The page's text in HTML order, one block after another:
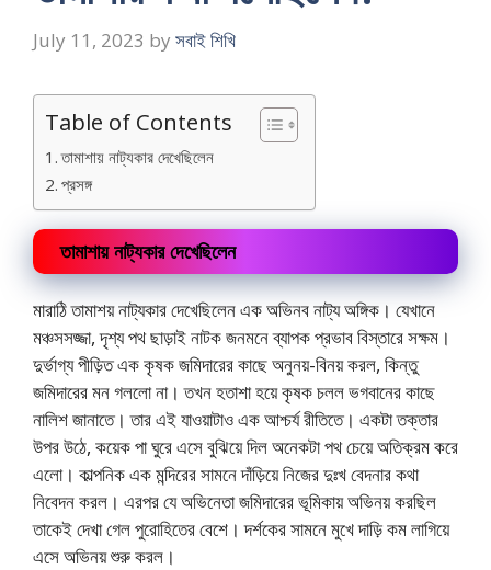
July 11, 2023 by সবাই শিখি
Table of Contents
তামাশায় নাট্যকার দেখেছিলেন
প্রসঙ্গ
তামাশায় নাট্যকার দেখেছিলেন
মারাঠি তামাশয় নাট্যকার দেখেছিলেন এক অভিনব নাট্য অঙ্গিক। যেখানে
মঞ্চসসজ্জা, দৃশ্য পথ ছাড়াই নাটক জনমনে ব্যাপক প্রভাব বিস্তারে সক্ষম।
দুর্ভাগ্য পীড়িত এক কৃষক জমিদারের কাছে অনুনয়-বিনয় করল, কিন্তু
জমিদারের মন গললো না। তখন হতাশা হয়ে কৃষক চলল ভগবানের কাছে
নালিশ জানাতে। তার এই যাওয়াটাও এক আশ্চর্য রীতিতে। একটা তক্তার
উপর উঠে, কয়েক পা ঘুরে এসে বুঝিয়ে দিল অনেকটা পথ চেয়ে অতিক্রম করে
এলো। কাল্পনিক এক মন্দিরের সামনে দাঁড়িয়ে নিজের দুঃখ বেদনার কথা
নিবেদন করল। এরপর যে অভিনেতা জমিদারের ভূমিকায় অভিনয় করছিল
তাকেই দেখা গেল পুরোহিতের বেশে। দর্শকের সামনে মুখে দাড়ি কম লাগিয়ে
এসে অভিনয় শুরু করল।